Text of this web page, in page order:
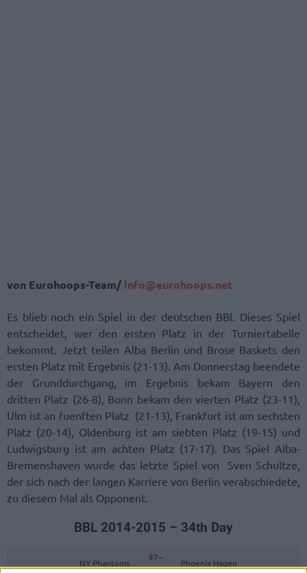
von Eurohoops-Team/ info@eurohoops.net
Es blieb noch ein Spiel in der deutschen BBl. Dieses Spiel
entscheidet, wer den ersten Platz in der Turniertabelle
bekommt. Jetzt teilen Alba Berlin und Brose Baskets den
ersten Platz mit Ergebnis (21-13). Am Donnerstag beendete
der Grunddurchgang, im Ergebnis bekam Bayern den
dritten Platz (26-8), Bonn bekam den vierten Platz (23-11),
Ulm ist an fuenften Platz (21-13), Frankfurt ist am sechsten
Platz (20-14), Oldenburg ist am siebten Platz (19-15) und
Ludwigsburg ist am achten Platz (17-17). Das Spiel Alba-
Bremenshaven wurde das letzte Spiel von Sven Schultze,
der sich nach der langen Karriere von Berlin verabschiedete,
zu diesem Mal als Opponent.
BBL 2014-2015 – 34th Day
NY Phantoms
87–
66
Phoenix Hagen